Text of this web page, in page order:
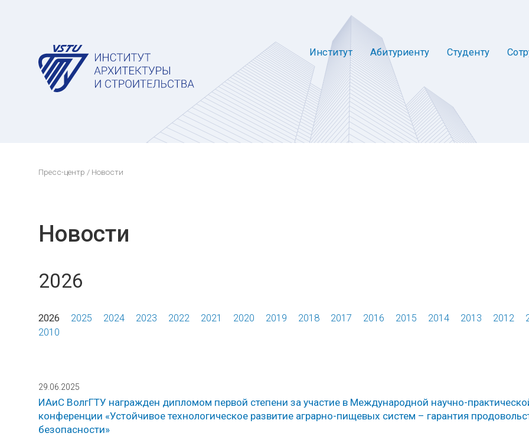
Институт Абитуриенту Студенту
Пресс-центр / Новости
Новости
2026
2026 2025 2024 2023 2022 2021 2020 2019 2018 2017 2016 2015 2014 2013 2012
2010
29.06.2025
ИАиС ВолгГТУ награжден дипломом первой степени за участие в Международной научно-
конференции «Устойчивое технологическое развитие аграрно-пищевых систем – гарантия
безопасности»